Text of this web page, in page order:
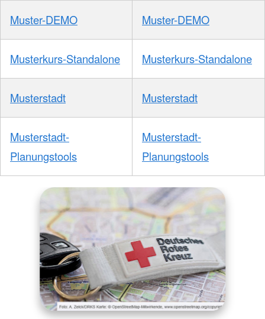
Muster-DEMO Muster-DEMO
Musterkurs-Standalone Musterkurs-Standalone
Musterstadt Musterstadt
Musterstadt-
Planungstools
Musterstadt-
Planungstools